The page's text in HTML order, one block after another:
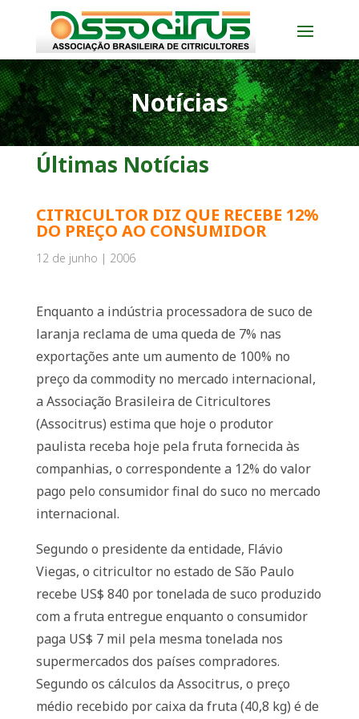
Notícias
Últimas Notícias
CITRICULTOR DIZ QUE RECEBE 12%
DO PREÇO AO CONSUMIDOR
12 de junho | 2006
Enquanto a indústria processadora de suco de
laranja reclama de uma queda de 7% nas
exportações ante um aumento de 100% no
preço da commodity no mercado internacional,
a Associação Brasileira de Citricultores
(Associtrus) estima que hoje o produtor
paulista receba hoje pela fruta fornecida às
companhias, o correspondente a 12% do valor
pago pelo consumidor final do suco no mercado
internacional.
Segundo o presidente da entidade, Flávio
Viegas, o citricultor no estado de São Paulo
recebe US$ 840 por tonelada de suco produzido
com a fruta entregue enquanto o consumidor
paga US$ 7 mil pela mesma tonelada nos
supermercados dos países compradores.
Segundo os cálculos da Associtrus, o preço
médio recebido por caixa da fruta (40,8 kg) é de